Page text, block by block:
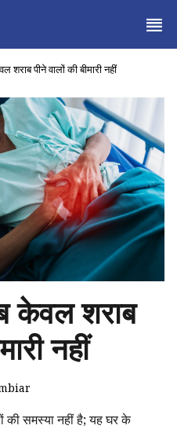
पीने वालों की बीमारी नहीं
केवल शराब
नहीं
की समस्या नहीं है; यह घर के